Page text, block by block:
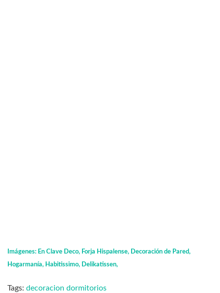
Imágenes: En Clave Deco, Forja Hispalense, Decoración de Pared,
Hogarmanía, Habitissimo, Delikatissen,
Tags: decoracion dormitorios